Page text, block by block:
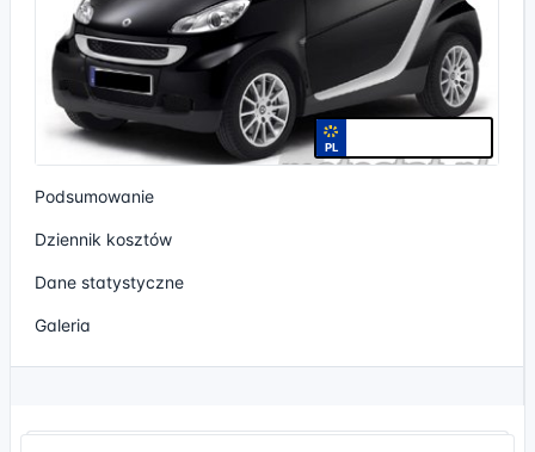
PL
Podsumowanie
Dziennik kosztów
Dane statystyczne
Galeria